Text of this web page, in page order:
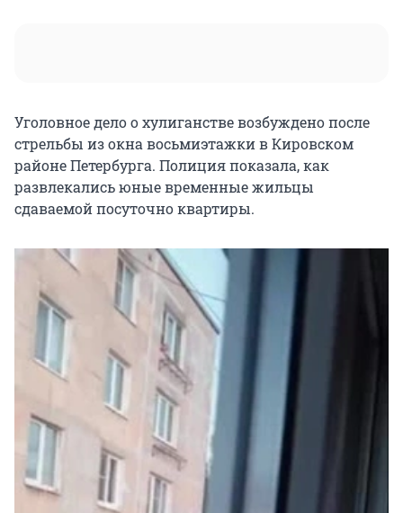
Уголовное дело о хулиганстве возбуждено после
стрельбы из окна восьмиэтажки в Кировском
районе Петербурга. Полиция показала, как
развлекались юные временные жильцы
сдаваемой посуточно квартиры.